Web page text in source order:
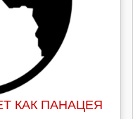
КАК ПАНАЦЕЯ